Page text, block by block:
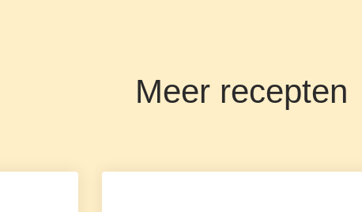
Meer recepten